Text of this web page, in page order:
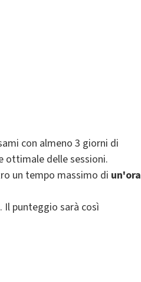
con almeno 3 giorni di
ottimale delle sessioni.
un tempo massimo di un'ora
punteggio sarà così